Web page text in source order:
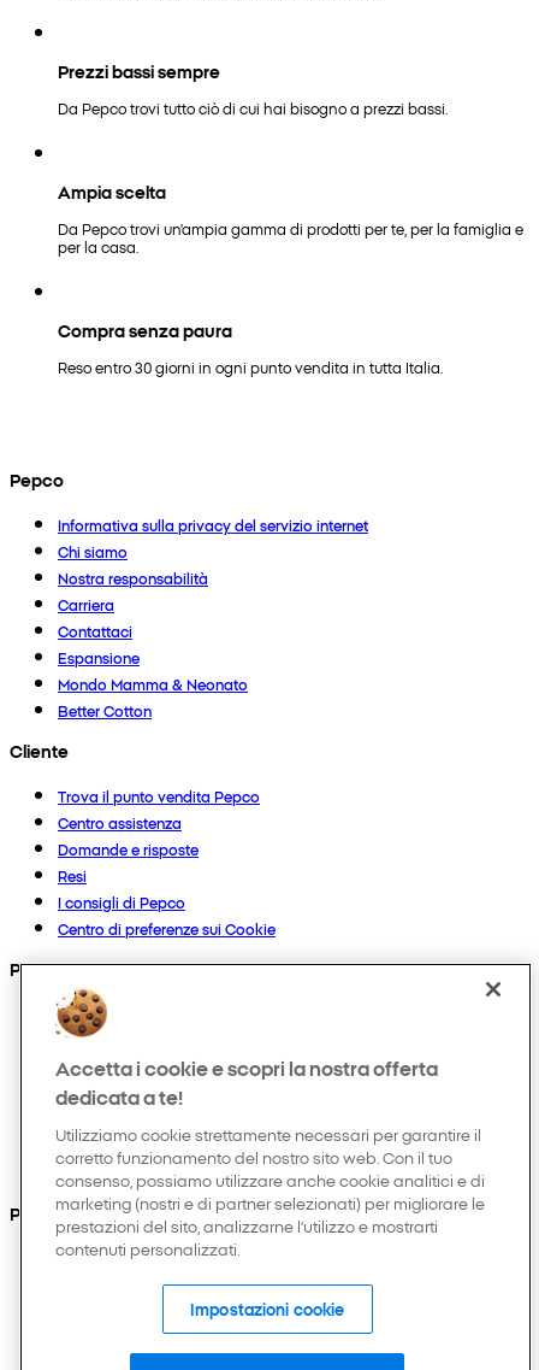
Prezzi bassi sempre
Da Pepco trovi tutto ciò di cui hai bisogno a prezzi bassi.
Ampia scelta
Da Pepco trovi un'ampia gamma di prodotti per te, per la famiglia e
per la casa.
Compra senza paura
Reso entro 30 giorni in ogni punto vendita in tutta Italia.
Pepco
Informativa sulla privacy del servizio internet
Chi siamo
Nostra responsabilità
Carriera
Contattaci
Espansione
Mondo Mamma & Neonato
Better Cotton
Cliente
Trova il punto vendita Pepco
Centro assistenza
Domande e risposte
Resi
I consigli di Pepco
Centro di preferenze sui Cookie
Prodotti
Collezioni
Neonato
Bambino
Casa
Uomo
Hobby e tempo libero
Puoi anche trovarci su
Accetta i cookie e scopri la nostra offerta
dedicata a te!
Utilizziamo cookie strettamente necessari per garantire il
corretto funzionamento del nostro sito web. Con il tuo
consenso, possiamo utilizzare anche cookie analitici e di
marketing (nostri e di partner selezionati) per migliorare le
prestazioni del sito, analizzarne l’utilizzo e mostrarti
contenuti personalizzati.
Impostazioni cookie